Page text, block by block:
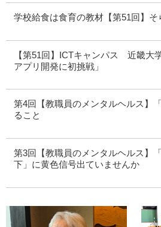
学校給食は食育の教材【第51回】そ
【第51回】ICTキャンパス 近畿大
アプリ開発に初挑戦」
第4回【教職員のメンタルヘルス】
ること
第3回【教職員のメンタルヘルス】
下」に黄色信号出ていませんか